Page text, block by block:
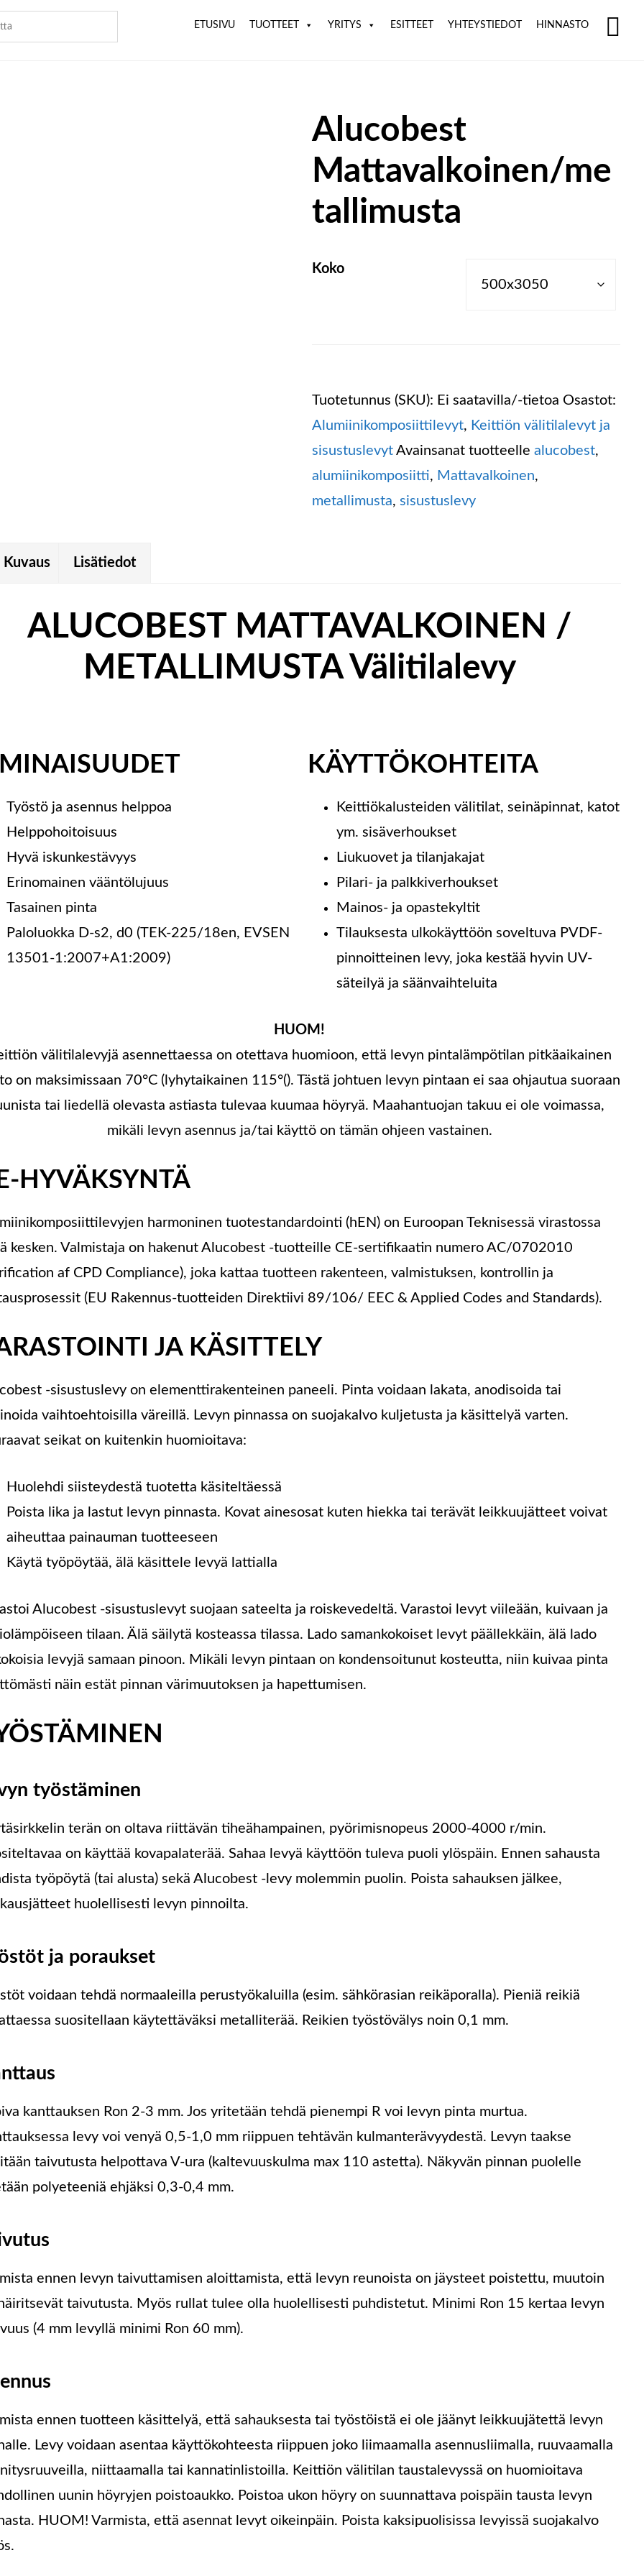
ETUSIVU TUOTTEET YRITYS ESITTEET YHTEYSTIEDOT HINNASTO
Alucobest
Mattavalkoinen/me
tallimusta
Koko
Tuotetunnus (SKU): Ei saatavilla/-tietoa Osastot:
Alumiini­komposiitti­levyt, Keittiön välitilalevyt ja
sisustuslevyt Avainsanat tuotteellealucobest,
alumiinikomposiitti, Mattavalkoinen,
metallimusta,sisustuslevy
Kuvaus Lisätiedot
ALUCOBEST MATTAVALKOINEN /
METALLIMUSTA Välitilalevy
Työstö ja asennus helppoa
Helppohoitoisuus
Hyvä iskunkestävyys
Erinomainen vääntölujuus
Tasainen pinta
Paloluokka D-s2, d0 (TEK-225/18en, EVSEN
13501-1:2007+A1:2009)
KÄYTTÖKOHTEITA
Keittiökalusteiden välitilat, seinäpinnat, katot
ym. sisäverhoukset
Liukuovet ja tilanjakajat
Pilari- ja palkkiverhoukset
Mainos- ja opastekyltit
Tilauksesta ulkokäyttöön soveltuva PVDF-
pinnoitteinen levy, joka kestää hyvin UV-
säteilyä ja säänvaihteluita
HUOM!
välitilalevyjä asennettaessa on otettava huomioon, että levyn pintalämpötilan pitkäaikainen
on maksimissaan 70°C (lyhytaikainen 115°(). Tästä johtuen levyn pintaan ei saa ohjautua suoraan
tai liedellä olevasta astiasta tulevaa kuumaa höyryä. Maahantuojan takuu ei ole voimassa,
mikäli levyn asennus ja/tai käyttö on tämän ohjeen vastainen.
HYVÄKSYNTÄ
harmoninen tuotestandardointi (hEN) on Euroopan Teknisessä virastossa
kesken. Valmistaja on hakenut Alucobest -tuotteille CE-sertifikaatin numero AC/0702010
af CPD Compliance), joka kattaa tuotteen rakenteen, valmistuksen, kontrollin ja
(EU Rakennus-tuotteiden Direktiivi 89/106/ EEC & Applied Codes and Standards).
JA KÄSITTELY
-sisustuslevy on elementtirakenteinen paneeli. Pinta voidaan lakata, anodisoida tai
vaihtoehtoisilla väreillä. Levyn pinnassa on suojakalvo kuljetusta ja käsittelyä varten.
seikat on kuitenkin huomioitava:
Huolehdi siisteydestä tuotetta käsiteltäessä
Poista lika ja lastut levyn pinnasta. Kovat ainesosat kuten hiekka tai terävät leikkuujätteet voivat
aiheuttaa painauman tuotteeseen
Käytä työpöytää, älä käsittele levyä lattialla
Alucobest -sisustuslevyt suojaan sateelta ja roiskevedeltä. Varastoi levyt viileään, kuivaan ja
tilaan. Älä säilytä kosteassa tilassa. Lado samankokoiset levyt päällekkäin, älä lado
levyjä samaan pinoon. Mikäli levyn pintaan on kondensoitunut kosteutta, niin kuivaa pinta
näin estät pinnan värimuutoksen ja hapettumisen.
työstäminen
terän on oltava riittävän tiheähampainen, pyörimisnopeus 2000-4000 r/min.
on käyttää kovapalaterää. Sahaa levyä käyttöön tuleva puoli ylöspäin. Ennen sahausta
työpöytä (tai alusta) sekä Alucobest -levy molemmin puolin. Poista sahauksen jälkee,
huolellisesti levyn pinnoilta.
ja poraukset
voidaan tehdä normaaleilla perustyökaluilla (esim. sähkörasian reikäporalla). Pieniä reikiä
suositellaan käytettäväksi metalliterää. Reikien työstövälys noin 0,1 mm.
kanttauksen Ron 2-3 mm. Jos yritetään tehdä pienempi R voi levyn pinta murtua.
levy voi venyä 0,5-1,0 mm riippuen tehtävän kulmanterävyydestä. Levyn taakse
taivutusta helpottava V-ura (kaltevuuskulma max 110 astetta). Näkyvän pinnan puolelle
polyeteeniä ehjäksi 0,3-0,4 mm.
ennen levyn taivuttamisen aloittamista, että levyn reunoista on jäysteet poistettu, muutoin
taivutusta. Myös rullat tulee olla huolellisesti puhdistetut. Minimi Ron 15 kertaa levyn
(4 mm levyllä minimi Ron 60 mm).
ennen tuotteen käsittelyä, että sahauksesta tai työstöistä ei ole jäänyt leikkuujätettä levyn
Levy voidaan asentaa käyttökohteesta riippuen joko liimaamalla asennusliimalla, ruuvaamalla
niittaamalla tai kannatinlistoilla. Keittiön välitilan taustalevyssä on huomioitava
uunin höyryjen poistoaukko. Poistoa ukon höyry on suunnattava poispäin tausta levyn
HUOM! Varmista, että asennat levyt oikeinpäin. Poista kaksipuolisissa levyissä suojakalvo